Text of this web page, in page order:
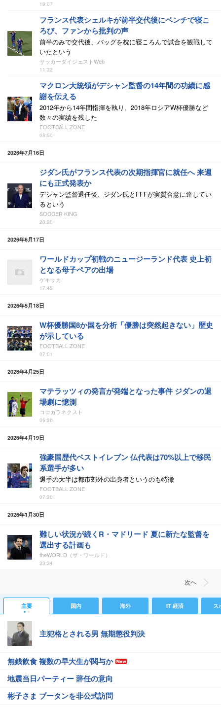
19:07
フランス代表シェルキが前半交代後にベンチで寝こ
ろび、ファンから批判の声
前半のみで交代後、バッグを枕に寝ころんで試合を観戦して
いたという
サッカーダイジェストWeb
11:32
マクロン大統領がデシャン監督の14年間の功績に感
謝を伝える
2012年から14年間指揮を執り、2018年ロシアW杯優勝など
数々の実績を残した
FOOTBALL ZONE
08:50
2026年7月16日
ジダン氏がフランス代表の次期指揮官に就任へ 来週
にも正式発表か
デシャン監督退任後、ジダン氏とFFFが実質合意に達してい
るという
SOCCER KING
20:20
2026年6月17日
ワールドカップ初戦のニュージーランド代表 史上初
となる母子ペアの出場
ゲキサカ
17:45
2026年5月18日
W杯優勝国8か国を分析「優勝は突然起きない」歴史
が示している
FOOTBALL ZONE
07:01
2026年4月25日
マテラッツィの発言が発端となった事件 ジダンの退
場劇に憶測
ココカラネクスト
06:30
2026年4月19日
強豪国歴代ベストイレブン 仏代表は70%以上で移民
系選手が多い
選手の大半は都市郊外の出身者というのも特徴
FOOTBALL ZONE
07:30
2026年1月30日
難しい状況が続くR・マドリード 夏に新たな監督を
選出する計画も
theWORLD（ザ・ワールド）
23:34
次ヘ
主要 国内 海外 IT 経済 ス
主犯格とされる男 無期懲役判決
無銭飲食 複数の早大生が関与か
地震当日パーティー 辞任の意向
彬子さま ブータンを非公式訪問